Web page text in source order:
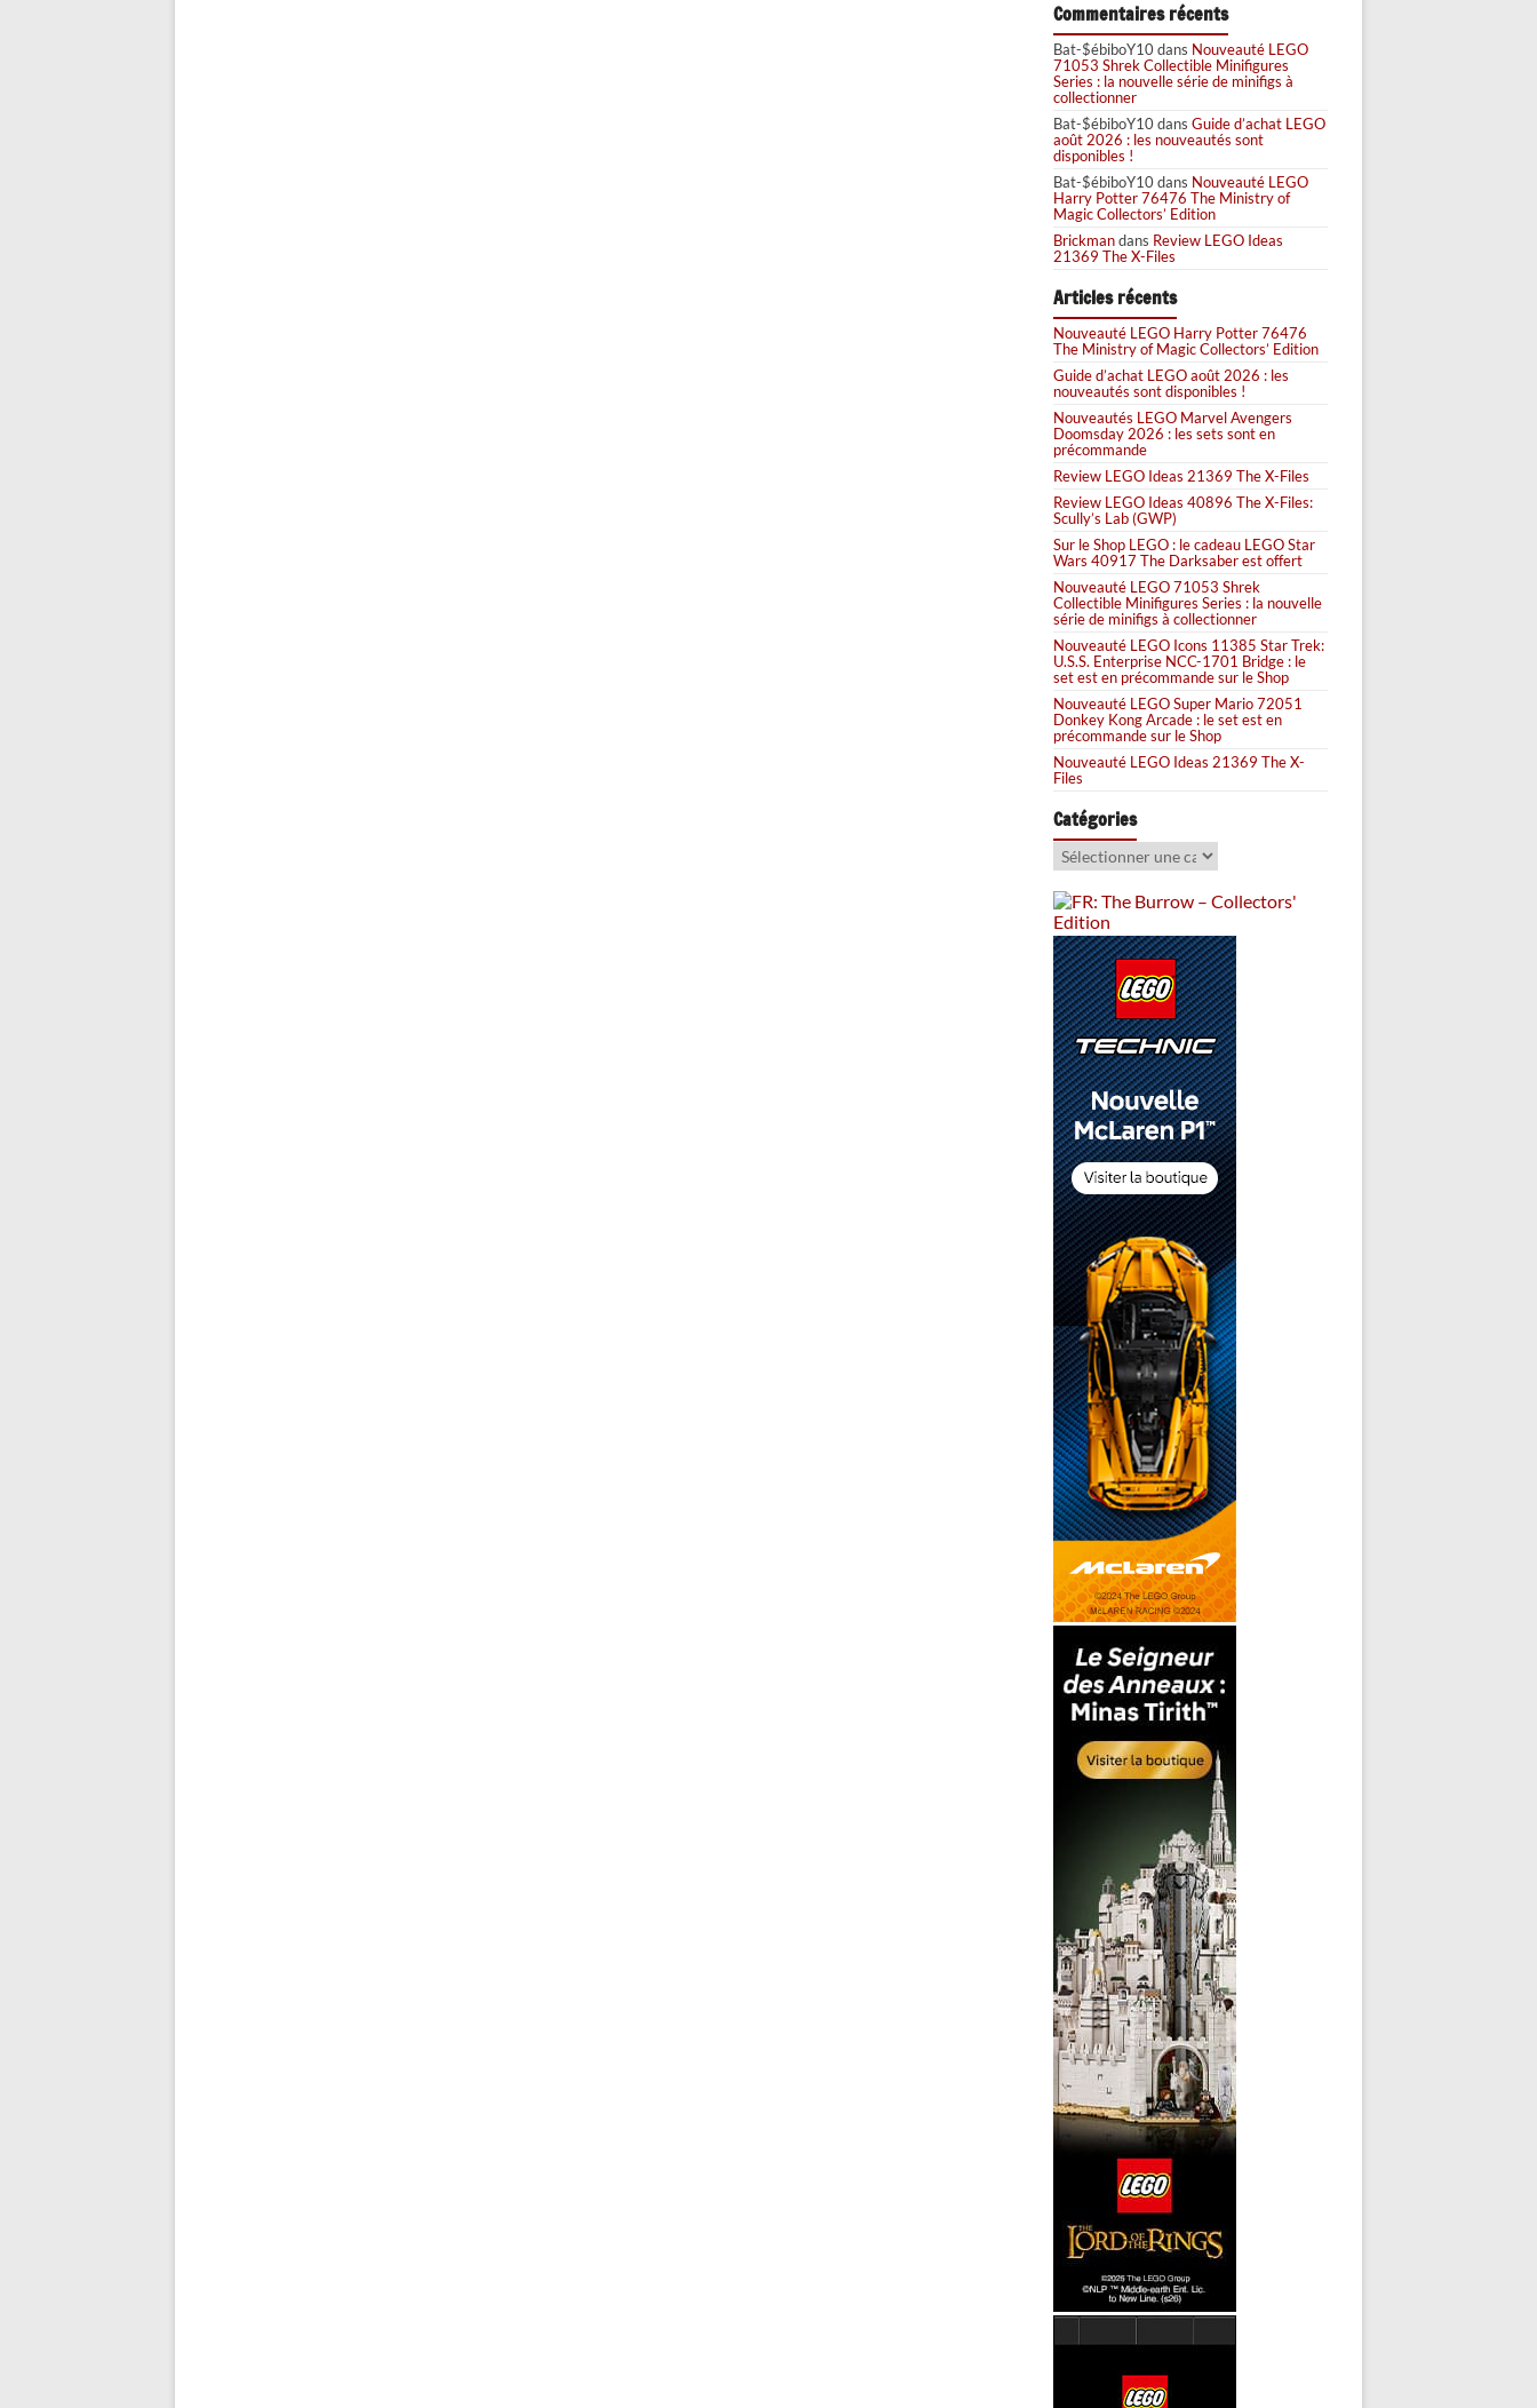
Commentaires récents
Bat-$ébiboY10dans Nouveauté LEGO
71053 Shrek Collectible Minifigures
Series : la nouvelle série de minifigs à
collectionner
Bat-$ébiboY10dans Guide d’achat LEGO
août 2026 : les nouveautés sont
disponibles !
Bat-$ébiboY10dans Nouveauté LEGO
Harry Potter 76476 The Ministry of
Magic Collectors’ Edition
Brickmandans Review LEGO Ideas
21369 The X-Files
Articles récents
Nouveauté LEGO Harry Potter 76476
The Ministry of Magic Collectors’ Edition
Guide d’achat LEGO août 2026 : les
nouveautés sont disponibles !
Nouveautés LEGO Marvel Avengers
Doomsday 2026 : les sets sont en
précommande
Review LEGO Ideas 21369 The X-Files
Review LEGO Ideas 40896 The X-Files:
Scully’s Lab (GWP)
Sur le Shop LEGO : le cadeau LEGO Star
Wars 40917 The Darksaber est offert
Nouveauté LEGO 71053 Shrek
Collectible Minifigures Series : la nouvelle
série de minifigs à collectionner
Nouveauté LEGO Icons 11385 Star Trek:
U.S.S. Enterprise NCC-1701 Bridge : le
set est en précommande sur le Shop
Nouveauté LEGO Super Mario 72051
Donkey Kong Arcade : le set est en
précommande sur le Shop
Nouveauté LEGO Ideas 21369 The X-
Files
Catégories
Catégories